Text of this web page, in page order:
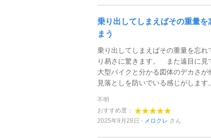
乗り出してしまえばその重量を
まう
乗り出してしまえばその重量を忘れ
り易さに驚きます。 また遠目に見
大型バイクと分かる図体のデカさが
見落としを防いでいる感じがしま
不明
おすすめ度：
2025年9月28日
メロクレ さん